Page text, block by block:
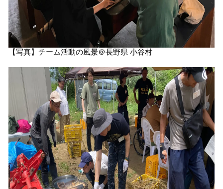
【写真】チーム活動の風景＠長野県 小谷村